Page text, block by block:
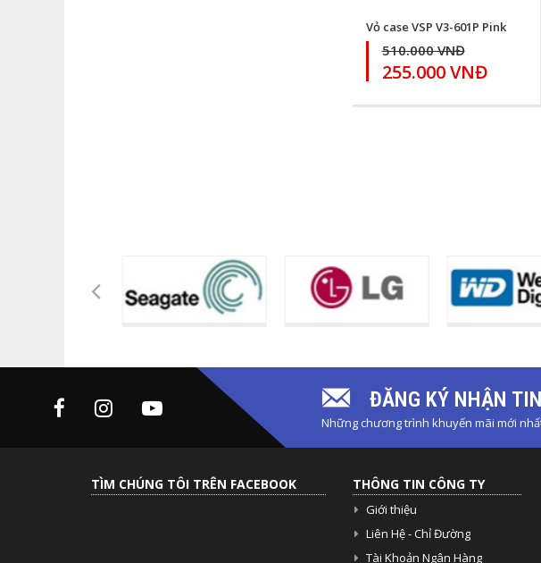
Vỏ case VSP V3-601P Pink
510.000 VNĐ
255.000 VNĐ
ĐĂNG KÝ NHẬN TIN
Những chương trình khuyến mãi mới
TÌM CHÚNG TÔI TRÊN FACEBOOK THÔNG TIN CÔNG TY
Giới thiệu
Liên Hệ - Chỉ Đường
Tài Khoản Ngân Hàng